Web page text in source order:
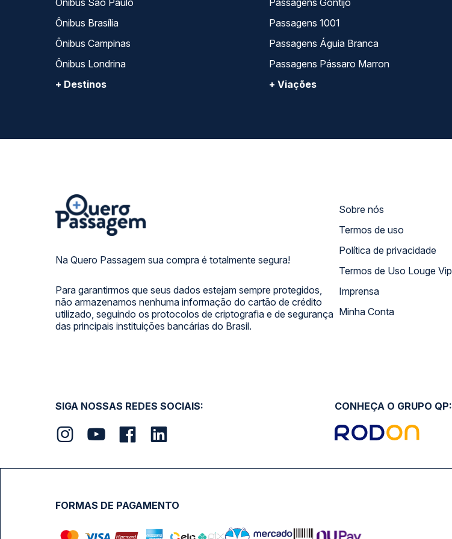
Ônibus São Paulo
Ônibus Brasília
Ônibus Campinas
Ônibus Londrina
+ Destinos
Passagens Gontijo
Passagens 1001
Passagens Águia Branca
Passagens Pássaro Marron
+ Viações
Na Quero Passagem sua compra é totalmente segura!
Para garantirmos que seus dados estejam sempre protegidos,
não armazenamos nenhuma informação do cartão de crédito
utilizado, seguindo os protocolos de criptografia e de segurança
das principais instituições bancárias do Brasil.
Sobre nós
Termos de uso
Política de privacidade
Termos de Uso Louge Vip
Imprensa
Minha Conta
SIGA NOSSAS REDES SOCIAIS: CONHEÇA O GRUPO QP:
FORMAS DE PAGAMENTO